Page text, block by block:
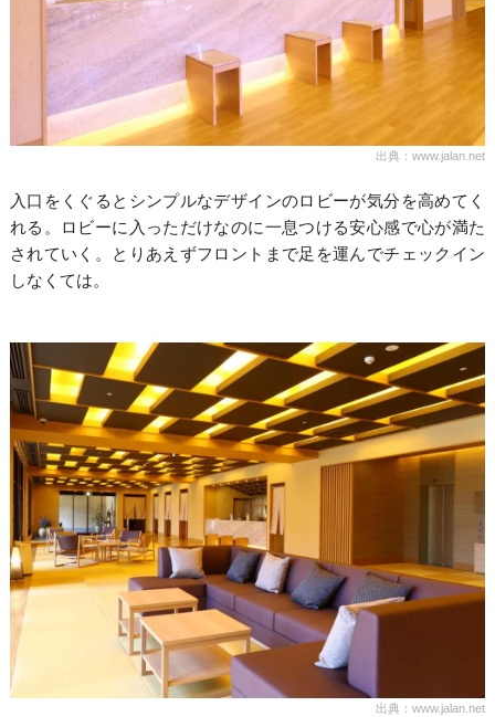
出典：www.jalan.net
入口をくぐるとシンプルなデザインのロビーが気分を高めてく
れる。ロビーに入っただけなのに一息つける安心感で心が満た
されていく。とりあえずフロントまで足を運んでチェックイン
しなくては。
出典：www.jalan.net